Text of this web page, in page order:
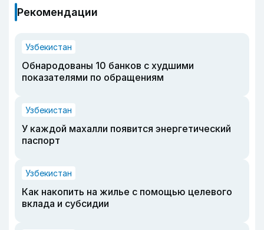
Рекомендации
Узбекистан
Обнародованы 10 банков с худшими
показателями по обращениям
Узбекистан
У каждой махалли появится энергетический
паспорт
Узбекистан
Как накопить на жилье с помощью целевого
вклада и субсидии